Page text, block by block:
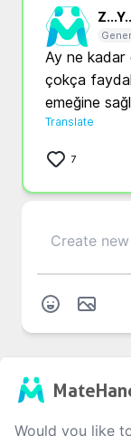
Z...
Ay ne kadar
çokça
emeğine
Translate
7
Would you like